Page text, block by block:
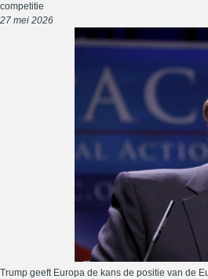
competitie
27 mei 2026
Trump geeft Europa de kans de positie van de